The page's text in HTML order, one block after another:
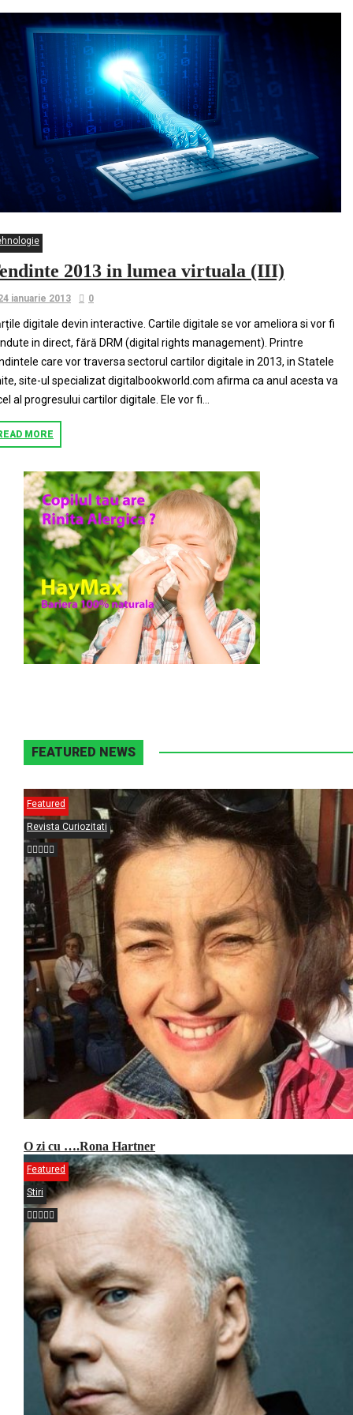
2013 in lumea virtuala (III)
ianuarie 2013 0
digitale devin interactive. Cartile digitale se vor ameliora si vor fi
in direct, fără DRM (digital rights management). Printre
care vor traversa sectorul cartilor digitale in 2013, in Statele
site-ul specializat digitalbookworld.com afirma ca anul acesta va
al progresului cartilor digitale. Ele vor fi...
MORE
FEATURED NEWS
Featured
Revista Curiozitati
O zi cu ….Rona Hartner
Featured
Stiri